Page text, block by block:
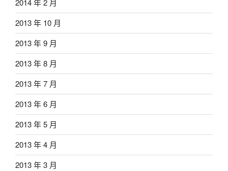
2014 年 2 月
2013 年 10 月
2013 年 9 月
2013 年 8 月
2013 年 7 月
2013 年 6 月
2013 年 5 月
2013 年 4 月
2013 年 3 月